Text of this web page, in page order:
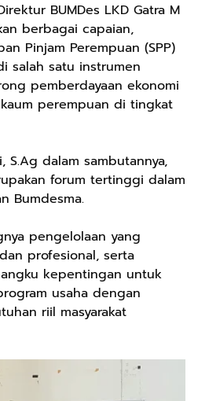
BUMDes LKD Gatra M
berbagai capaian,
Pinjam Perempuan (SPP)
salah satu instrumen
pemberdayaan ekonomi
kaum perempuan di tingkat
S.Ag dalam sambutannya,
forum tertinggi dalam
Bumdesma.
pengelolaan yang
profesional, serta
kepentingan untuk
usaha dengan
riil masyarakat